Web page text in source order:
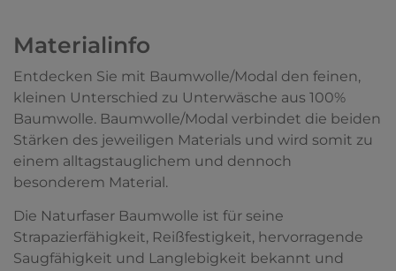
Materialinfo
Entdecken Sie mit Baumwolle/Modal den feinen,
kleinen Unterschied zu Unterwäsche aus 100%
Baumwolle. Baumwolle/Modal verbindet die beiden
Stärken des jeweiligen Materials und wird somit zu
einem alltagstauglichem und dennoch
besonderem Material.
Die Naturfaser Baumwolle ist für seine
Strapazierfähigkeit, Reißfestigkeit, hervorragende
Saugfähigkeit und Langlebigkeit bekannt und